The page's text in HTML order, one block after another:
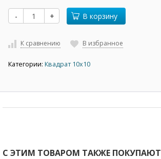
- + В корзину
К сравнению В избранное
Категории: Квадрат 10х10
С ЭТИМ ТОВАРОМ ТАКЖЕ ПОКУПАЮТ